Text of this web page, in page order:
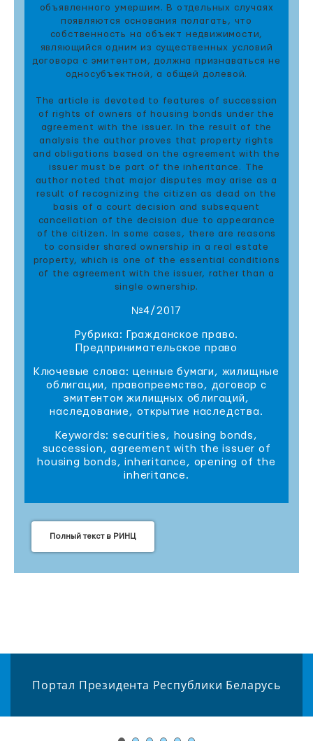
объявленного умершим. В отдельных случаях
появляются основания полагать, что
собственность на объект недвижимости,
являющийся одним из существенных условий
договора с эмитентом, должна признаваться не
односубъектной, а общей долевой.
The article is devoted to features of succession
of rights of owners of housing bonds under the
agreement with the issuer. In the result of the
analysis the author proves that property rights
and obligations based on the agreement with the
issuer must be part of the inheritance. The
author noted that major disputes may arise as a
result of recognizing the citizen as dead on the
basis of a court decision and subsequent
cancellation of the decision due to appearance
of the citizen. In some cases, there are reasons
to consider shared ownership in a real estate
property, which is one of the essential conditions
of the agreement with the issuer, rather than a
single ownership.
№4/2017
Рубрика: Гражданское право.
Предпринимательское право
Ключевые слова: ценные бумаги, жилищные
облигации, правопреемство, договор с
эмитентом жилищных облигаций,
наследование, открытие наследства.
Keywords: securities, housing bonds,
succession, agreement with the issuer of
housing bonds, inheritance, opening of the
inheritance.
Полный текст в РИНЦ
Портал Президента Республики Беларусь